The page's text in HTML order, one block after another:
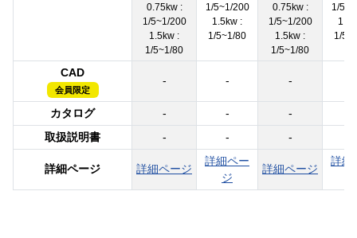
0.75kw :
1/5~1/200
1.5kw :
1/5~1/80
1/5~1/200
1.5kw :
1/5~1/80
0.75kw :
1/5~1/200
1.5kw :
1/5~1/80
1/
1/
CAD
会員限定
- - -
カタログ - - -
取扱説明書
- - -
詳細ページ 詳細ページ
詳細ペー
ジ
詳細ページ
詳細